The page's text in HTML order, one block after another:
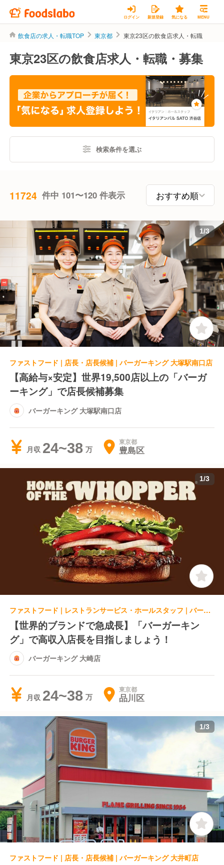
ログイン 新規登録 気になる MENU
飲食店の求人・転職TOP 東京都 東京23区の飲食店求人・転職
東京23区の飲食店求人・転職・募集
検索条件を選ぶ
11724 件中 101〜120 件表示
1/3
ファストフード | 店長・店長候補 | バーガーキング 大塚駅南口店
【高給与×安定】世界19,500店以上の「バーガ
ーキング」で店長候補募集
バーガーキング 大塚駅南口店
月収 24~38 東京都
豊島区
1/3
ファストフード | レストランサービス・ホールスタッフ | バーガーキング 大崎店
【世界的ブランドで急成長】「バーガーキン
グ」で高収入店長を目指しましょう！
バーガーキング 大崎店
月収 24~38 東京都
品川区
1/3
ファストフード | 店長・店長候補 | バーガーキング 大井町店